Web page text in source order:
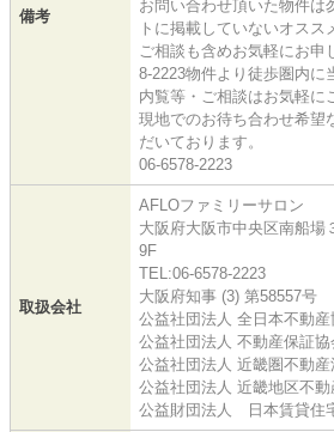
備考
お問い合わせ頂いた物件は
トに掲載していないオスス
ご相談も含めお気軽にお申
8-2223物件より徒歩圏内に
内覧等・ご相談はお気軽に
現地でのお待ち合わせ希望
だいております。
06-6578-2223
取扱会社
AFLOファミリーサロン
大阪府大阪市中央区南船場
9F
TEL:06-6578-2223
大阪府知事 (3) 第58557号
公益社団法人 全日本不動産
公益社団法人 不動産保証協
公益社団法人 近畿圏不動
公益社団法人 近畿地区不
公益財団法人 日本賃貸住